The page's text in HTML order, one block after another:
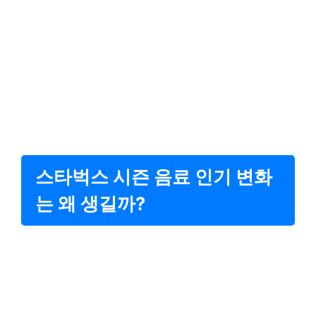
스타벅스 시즌 음료 인기 변화
는 왜 생길까?